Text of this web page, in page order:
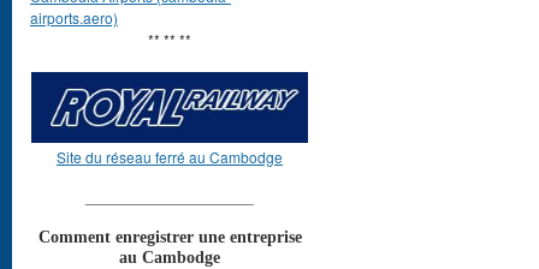
airports.aero)
** ** **
Site du réseau ferré au Cambodge
Comment enregistrer une entreprise
au Cambodge